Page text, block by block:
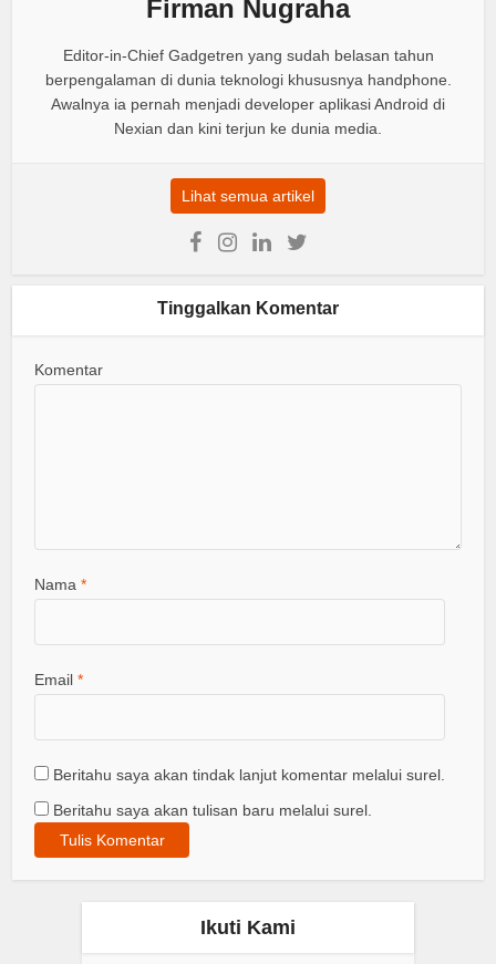
Firman Nugraha
Editor-in-Chief Gadgetren yang sudah belasan tahun
berpengalaman di dunia teknologi khususnya handphone.
Awalnya ia pernah menjadi developer aplikasi Android di
Nexian dan kini terjun ke dunia media.
Lihat semua artikel
Tinggalkan Komentar
Komentar
Nama*
Email*
Beritahu saya akan tindak lanjut komentar melalui surel.
Beritahu saya akan tulisan baru melalui surel.
Ikuti Kami